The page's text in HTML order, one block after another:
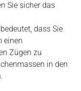
Sie sicher das
dass Sie
einen
Zügen zu
in den